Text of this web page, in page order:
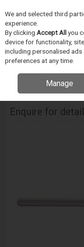
Skip to content
Menu
Home TISZTÍTÁS
ITW
Techspray
Enquire for
We and selected third
experience.
By clicking Accept Allyou
device for functionality,
including personalised
preferences at any time.
Manage